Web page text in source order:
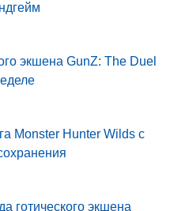
экшена GunZ: The Duel
Monster Hunter Wilds с
готического экшена